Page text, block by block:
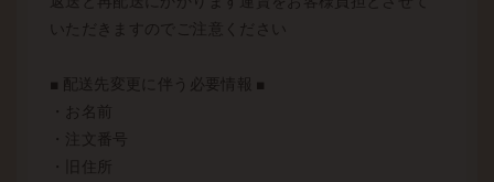
いただきますのでご注意ください
■ 配送先変更に伴う必要情報 ■
・お名前
・注文番号
・旧住所